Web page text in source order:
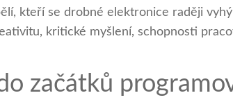
kteří se drobné elektronice raději
kritické myšlení, schopnosti
začátků